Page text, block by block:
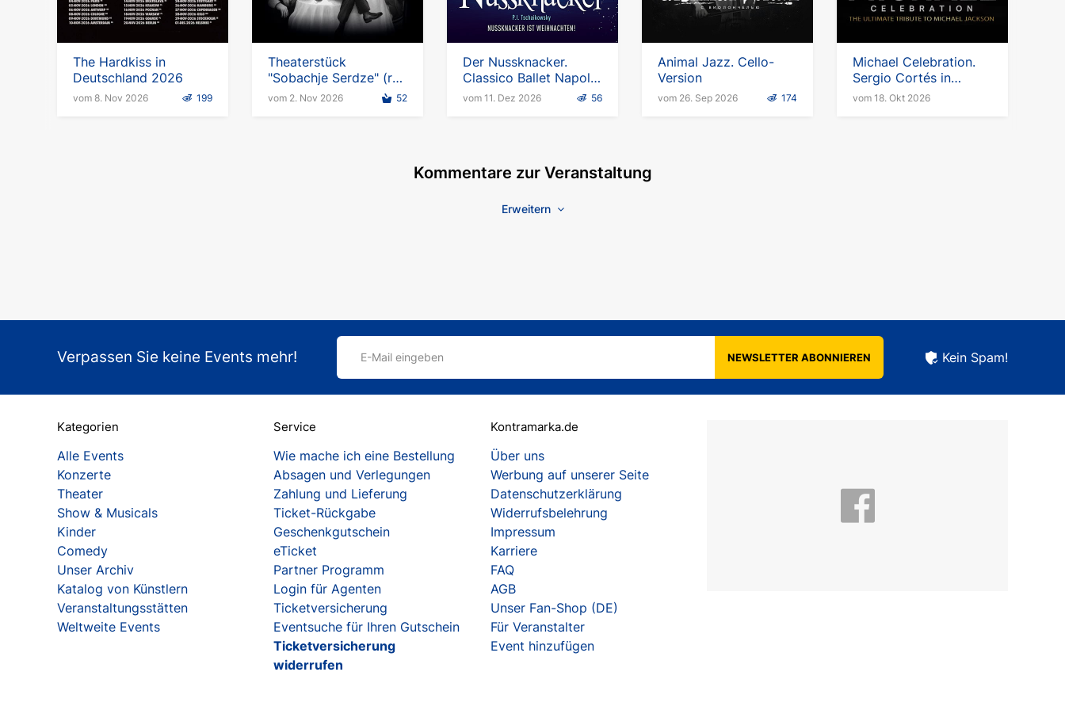
The Hardkiss in
Deutschland 2026
vom 8. Nov 2026 199
Theaterstück
"Sobachje Serdze" (ru)
in Deutschland
vom 2. Nov 2026 52
Der Nussknacker.
Classico Ballet Napoli
2026-2027
vom 11. Dez 2026 56
Animal Jazz. Cello-
Version
vom 26. Sep 2026 174
Michael Celebration.
Sergio Cortés in
Deutschland
vom 18. Okt 2026
Kommentare zur Veranstaltung
Erweitern
Verpassen Sie keine Events mehr! E-Mail eingeben NEWSLETTER ABONNIEREN Kein Spam!
Kategorien
Alle Events
Konzerte
Theater
Show & Musicals
Kinder
Comedy
Unser Archiv
Katalog von Künstlern
Veranstaltungsstätten
Weltweite Events
Service
Wie mache ich eine Bestellung
Absagen und Verlegungen
Zahlung und Lieferung
Ticket-Rückgabe
Geschenkgutschein
eTicket
Partner Programm
Login für Agenten
Ticketversicherung
Eventsuche für Ihren Gutschein
Ticketversicherung
widerrufen
Kontramarka.de
Über uns
Werbung auf unserer Seite
Datenschutzerklärung
Widerrufsbelehrung
Impressum
Karriere
FAQ
AGB
Unser Fan-Shop (DE)
Für Veranstalter
Event hinzufügen